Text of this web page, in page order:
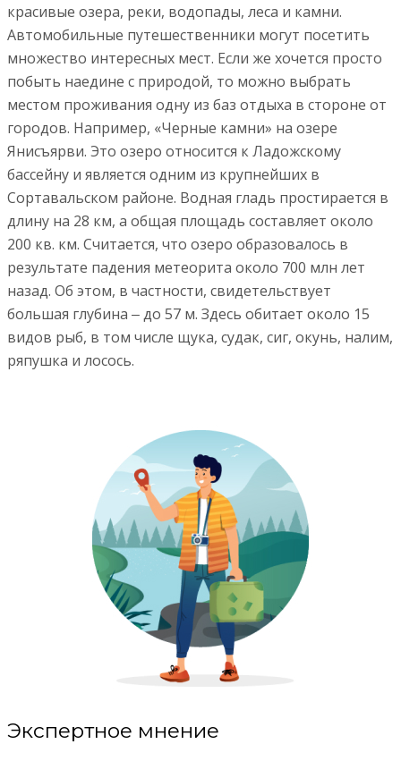
красивые озера, реки, водопады, леса и камни.
Автомобильные путешественники могут посетить
множество интересных мест. Если же хочется просто
побыть наедине с природой, то можно выбрать
местом проживания одну из баз отдыха в стороне от
городов. Например, «Черные камни» на озере
Янисъярви. Это озеро относится к Ладожскому
бассейну и является одним из крупнейших в
Сортавальском районе. Водная гладь простирается в
длину на 28 км, а общая площадь составляет около
200 кв. км. Считается, что озеро образовалось в
результате падения метеорита около 700 млн лет
назад. Об этом, в частности, свидетельствует
большая глубина ‒ до 57 м. Здесь обитает около 15
видов рыб, в том числе щука, судак, сиг, окунь, налим,
ряпушка и лосось.
Экспертное мнение